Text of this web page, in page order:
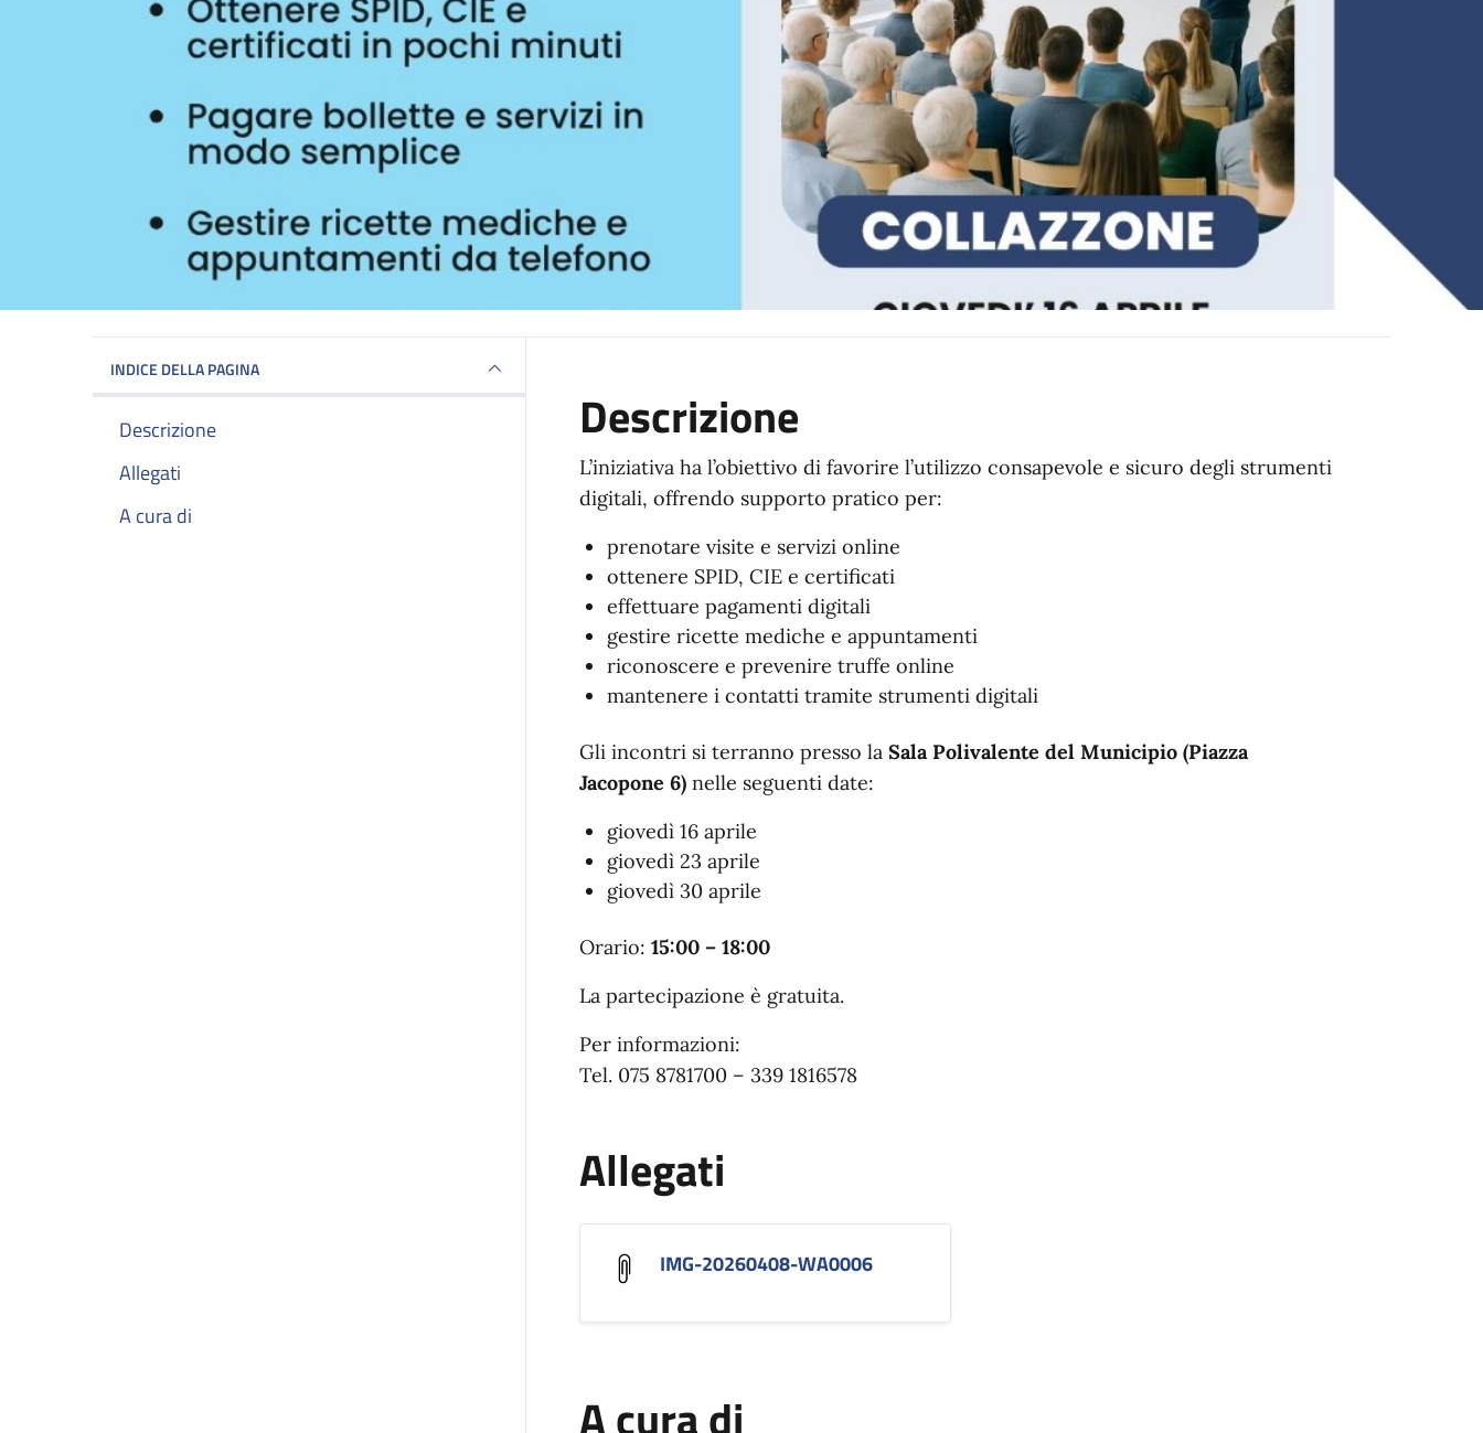
INDICE DELLA PAGINA
Descrizione
Allegati
A cura di
Descrizione
L’iniziativa ha l’obiettivo di favorire l’utilizzo consapevole e sicuro degli strumenti
digitali, offrendo supporto pratico per:
prenotare visite e servizi online
ottenere SPID, CIE e certificati
effettuare pagamenti digitali
gestire ricette mediche e appuntamenti
riconoscere e prevenire truffe online
mantenere i contatti tramite strumenti digitali
Gli incontri si terranno presso la Sala Polivalente del Municipio (Piazza
Jacopone 6) nelle seguenti date:
giovedì 16 aprile
giovedì 23 aprile
giovedì 30 aprile
Orario: 15:00 – 18:00
La partecipazione è gratuita.
Per informazioni:
Tel. 075 8781700 – 339 1816578
Allegati
IMG-20260408-WA0006
A cura di